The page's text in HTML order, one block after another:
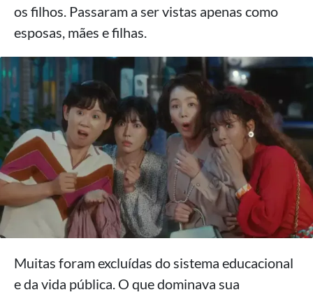
os filhos. Passaram a ser vistas apenas como
esposas, mães e filhas.
Muitas foram excluídas do sistema educacional
e da vida pública. O que dominava sua